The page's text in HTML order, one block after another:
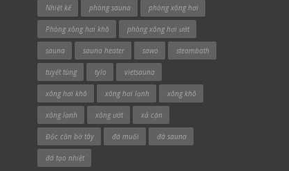
Nhiệt kế phòng sauna phòng xông hơi
Phòng xông hơi khô phòng xông hơi ướt
sauna sauna heater sawo steambath
tuyết tùng tylo vietsauna
xông hơi khô xông hơi lạnh xông khô
xông lạnh xông ướt xả cặn
Độc cần bờ tây đá muối đá sauna
đá tạo nhiệt